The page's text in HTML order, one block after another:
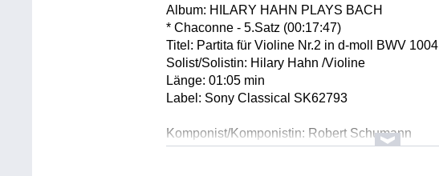
Album: HILARY HAHN PLAYS BACH
* Chaconne - 5.Satz (00:17:47)
Titel: Partita für Violine Nr.2 in d-moll BWV 1004
Solist/Solistin: Hilary Hahn /Violine
Länge: 01:05 min
Label: Sony Classical SK62793
Komponist/Komponistin: Robert Schumann
Album: Per aspera ad astra